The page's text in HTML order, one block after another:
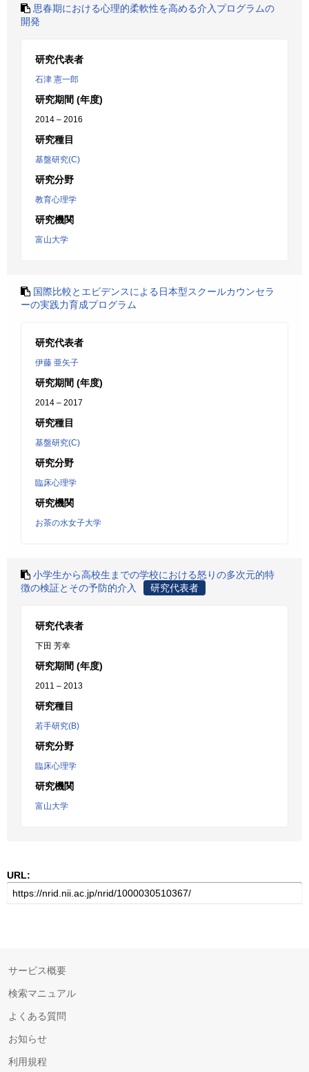
思春期における心理的柔軟性を高める介入プログラムの
開発
研究代表者
石津 憲一郎
研究期間 (年度)
2014 – 2016
研究種目
基盤研究(C)
研究分野
教育心理学
研究機関
富山大学
国際比較とエビデンスによる日本型スクールカウンセラ
ーの実践力育成プログラム
研究代表者
伊藤 亜矢子
研究期間 (年度)
2014 – 2017
研究種目
基盤研究(C)
研究分野
臨床心理学
研究機関
お茶の水女子大学
小学生から高校生までの学校における怒りの多次元的特
徴の検証とその予防的介入
研究代表者
研究代表者
下田 芳幸
研究期間 (年度)
2011 – 2013
研究種目
若手研究(B)
研究分野
臨床心理学
研究機関
富山大学
URL:
サービス概要
検索マニュアル
よくある質問
お知らせ
利用規程